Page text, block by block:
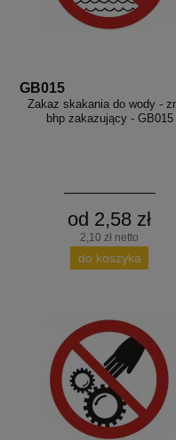
GB015
Zakaz skakania do wody -
bhp zakazujący - GB015
od 2,58 zł
2,10 zł netto
do koszyka